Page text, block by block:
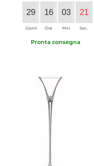
29
Giorni
16
Ore
03
Min.
20
Sec.
Pronta consegna